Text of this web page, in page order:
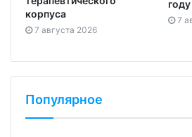
корпуса
7 августа 2026
году
7
Популярное